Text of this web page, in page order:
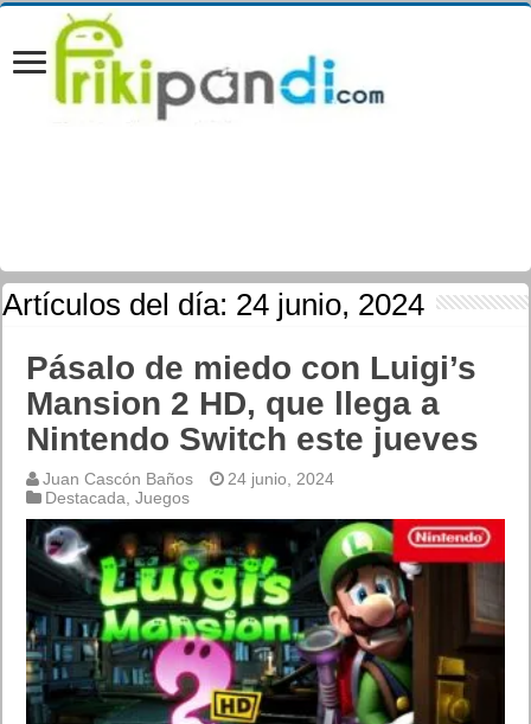
Artículos del día: 24 junio, 2024
Pásalo de miedo con Luigi’s
Mansion 2 HD, que llega a
Nintendo Switch este jueves
Juan Cascón Baños
24 junio, 2024
Destacada ,Juegos